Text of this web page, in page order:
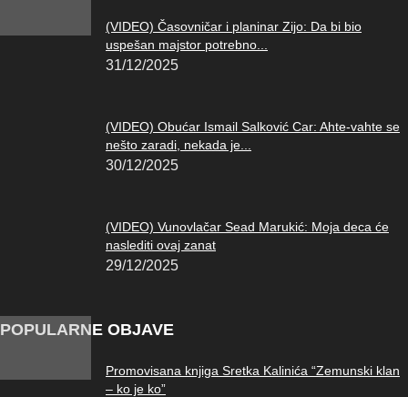
(VIDEO) Časovničar i planinar Zijo: Da bi bio
uspešan majstor potrebno...
31/12/2025
(VIDEO) Obućar Ismail Salković Car: Ahte-vahte se
nešto zaradi, nekada je...
30/12/2025
(VIDEO) Vunovlačar Sead Marukić: Moja deca će
naslediti ovaj zanat
29/12/2025
POPULARNE OBJAVE
Promovisana knjiga Sretka Kalinića “Zemunski klan
– ko je ko”